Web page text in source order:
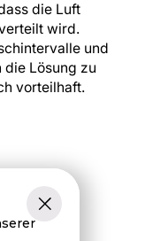
die Luft
wird.
und
Lösung zu
vorteilhaft.